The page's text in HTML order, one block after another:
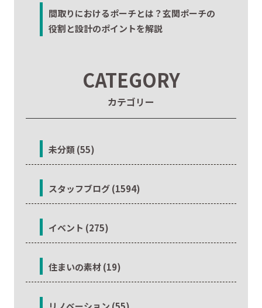
間取りにおけるポーチとは？玄関ポーチの
役割と設計のポイントを解説
CATEGORY
カテゴリー
未分類 (55)
スタッフブログ (1594)
イベント (275)
住まいの素材 (19)